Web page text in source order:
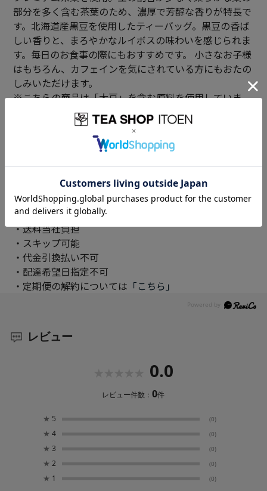
部分を多く含む茶葉のため、濃厚で芳醇な香りが特長で
す。北海道産黒豆を使用したティーバッグ。黒豆の香ば
しい香りと、まろやかなルイボスの味わいを感じられま
す。毎日のお食事の際にもおすすめです。 小さなお子様
はもちろん、カフェインを気にされている方にもおたの
しみいただけます。
※こちらの商品は「大豆」を含む原料を使用していま
毎月20日頃に自動的に商品をお届けするサービスです。
クロネコゆうパケットまたはネコポスにてポストにお届
け。受け取りの手間がありません。
・送料当社負担
・スキップ可能
・代金引換払い不可
・配達希望日指定不可
・定期便の解約については 「こちら」
レビュー
0.0
レビュー件数：0件
★ 5 (0)
★ 4 (0)
★ 3 (0)
★ 2 (0)
★ 1 (0)